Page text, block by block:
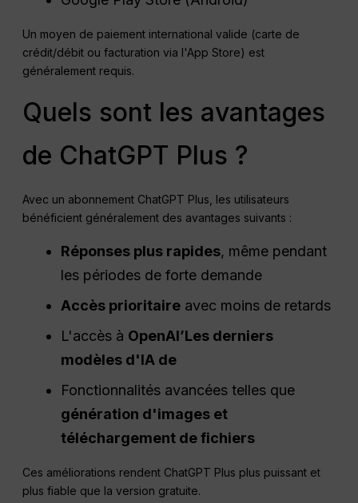
Un moyen de paiement international valide (carte de
crédit/débit ou facturation via l'App Store) est
généralement requis.
Quels sont les avantages
de ChatGPT Plus ?
Avec un abonnement ChatGPT Plus, les utilisateurs
bénéficient généralement des avantages suivants :
Réponses plus rapides, même pendant
les périodes de forte demande
Accès prioritaire avec moins de retards
L'accès à OpenAI’Les derniers
modèles d'IA de
Fonctionnalités avancées telles que
génération d'images et
téléchargement de fichiers
Ces améliorations rendent ChatGPT Plus plus puissant et
plus fiable que la version gratuite.